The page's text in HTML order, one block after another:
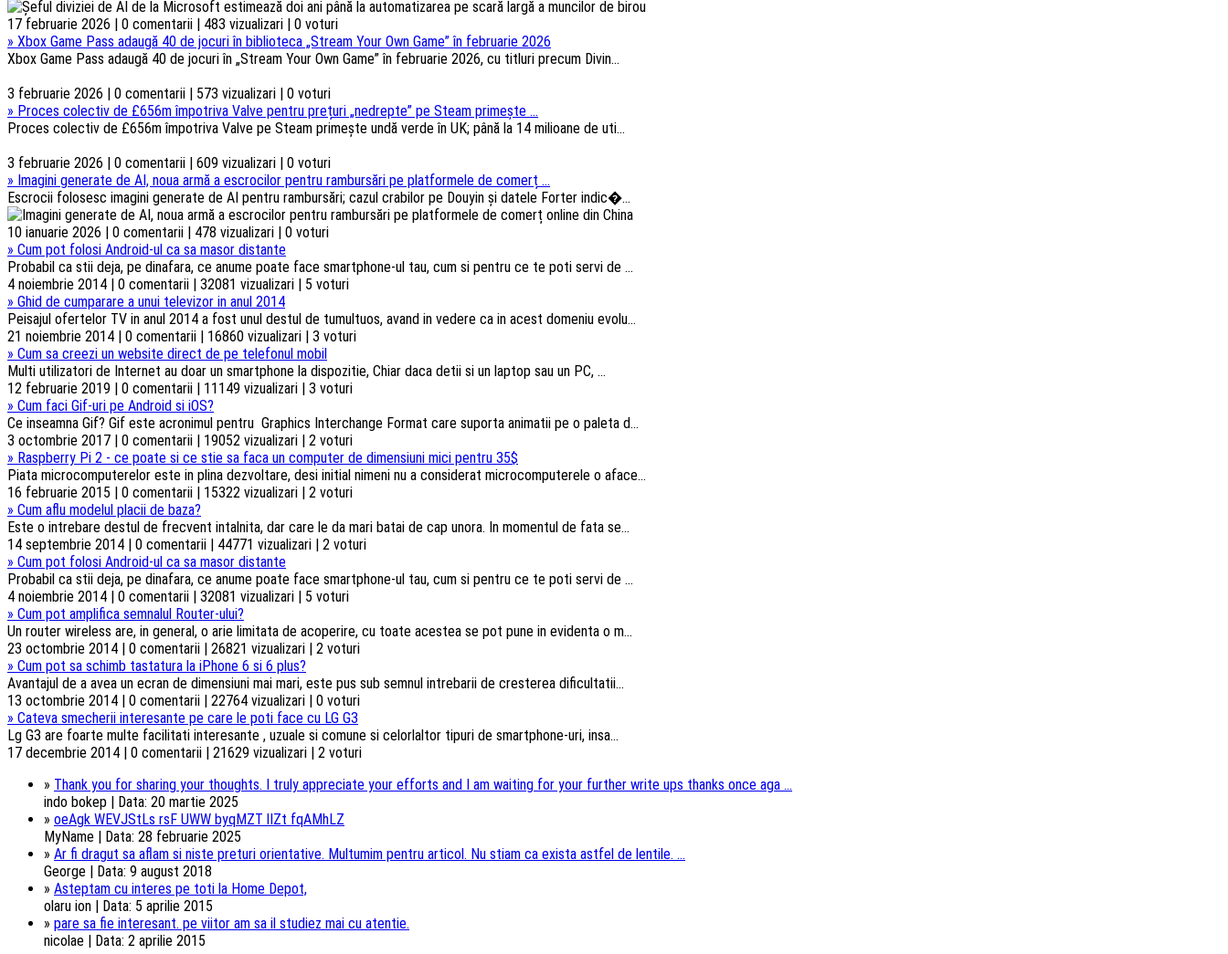
17 februarie 2026 | 0 comentarii | 483 vizualizari | 0 voturi
» Xbox Game Pass adaugă 40 de jocuri în biblioteca „Stream Your Own Game” în februarie 2026
Xbox Game Pass adaugă 40 de jocuri în „Stream Your Own Game” în februarie 2026, cu titluri precum Divin...
3 februarie 2026 | 0 comentarii | 573 vizualizari | 0 voturi
» Proces colectiv de £656m împotriva Valve pentru prețuri „nedrepte” pe Steam primește ...
Proces colectiv de £656m împotriva Valve pe Steam primește undă verde în UK; până la 14 milioane de uti...
3 februarie 2026 | 0 comentarii | 609 vizualizari | 0 voturi
» Imagini generate de AI, noua armă a escrocilor pentru rambursări pe platformele de comerț ...
Escrocii folosesc imagini generate de AI pentru rambursări; cazul crabilor pe Douyin și datele Forter indic�...
10 ianuarie 2026 | 0 comentarii | 478 vizualizari | 0 voturi
» Cum pot folosi Android-ul ca sa masor distante
Probabil ca stii deja, pe dinafara, ce anume poate face smartphone-ul tau, cum si pentru ce te poti servi de ...
4 noiembrie 2014 | 0 comentarii | 32081 vizualizari | 5 voturi
» Ghid de cumparare a unui televizor in anul 2014
Peisajul ofertelor TV in anul 2014 a fost unul destul de tumultuos, avand in vedere ca in acest domeniu evolu...
21 noiembrie 2014 | 0 comentarii | 16860 vizualizari | 3 voturi
» Cum sa creezi un website direct de pe telefonul mobil
Multi utilizatori de Internet au doar un smartphone la dispozitie, Chiar daca detii si un laptop sau un PC, ...
12 februarie 2019 | 0 comentarii | 11149 vizualizari | 3 voturi
» Cum faci Gif-uri pe Android si iOS?
Ce inseamna Gif? Gif este acronimul pentru Graphics Interchange Format care suporta animatii pe o paleta d...
3 octombrie 2017 | 0 comentarii | 19052 vizualizari | 2 voturi
» Raspberry Pi 2 - ce poate si ce stie sa faca un computer de dimensiuni mici pentru 35$
Piata microcomputerelor este in plina dezvoltare, desi initial nimeni nu a considerat microcomputerele o aface...
16 februarie 2015 | 0 comentarii | 15322 vizualizari | 2 voturi
» Cum aflu modelul placii de baza?
Este o intrebare destul de frecvent intalnita, dar care le da mari batai de cap unora. In momentul de fata se...
14 septembrie 2014 | 0 comentarii | 44771 vizualizari | 2 voturi
» Cum pot folosi Android-ul ca sa masor distante
Probabil ca stii deja, pe dinafara, ce anume poate face smartphone-ul tau, cum si pentru ce te poti servi de ...
4 noiembrie 2014 | 0 comentarii | 32081 vizualizari | 5 voturi
» Cum pot amplifica semnalul Router-ului?
Un router wireless are, in general, o arie limitata de acoperire, cu toate acestea se pot pune in evidenta o m...
23 octombrie 2014 | 0 comentarii | 26821 vizualizari | 2 voturi
» Cum pot sa schimb tastatura la iPhone 6 si 6 plus?
Avantajul de a avea un ecran de dimensiuni mai mari, este pus sub semnul intrebarii de cresterea dificultatii...
13 octombrie 2014 | 0 comentarii | 22764 vizualizari | 0 voturi
» Cateva smecherii interesante pe care le poti face cu LG G3
Lg G3 are foarte multe facilitati interesante , uzuale si comune si celorlaltor tipuri de smartphone-uri, insa...
17 decembrie 2014 | 0 comentarii | 21629 vizualizari | 2 voturi
» Thank you for sharing your thoughts. I truly appreciate your efforts and I am waiting for your further write ups thanks once aga ...
indo bokep | Data: 20 martie 2025
» oeAgk WEVJStLs rsF UWW byqMZT lIZt fqAMhLZ
MyName | Data: 28 februarie 2025
» Ar fi dragut sa aflam si niste preturi orientative. Multumim pentru articol. Nu stiam ca exista astfel de lentile. ...
George | Data: 9 august 2018
» Asteptam cu interes pe toti la Home Depot,
olaru ion | Data: 5 aprilie 2015
» pare sa fie interesant. pe viitor am sa il studiez mai cu atentie.
nicolae | Data: 2 aprilie 2015